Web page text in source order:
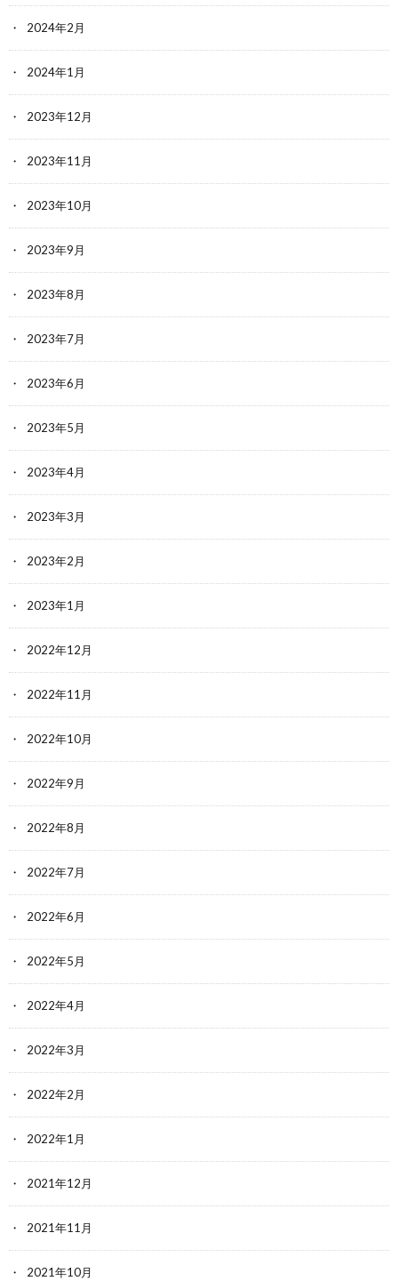
2024年2月
2024年1月
2023年12月
2023年11月
2023年10月
2023年9月
2023年8月
2023年7月
2023年6月
2023年5月
2023年4月
2023年3月
2023年2月
2023年1月
2022年12月
2022年11月
2022年10月
2022年9月
2022年8月
2022年7月
2022年6月
2022年5月
2022年4月
2022年3月
2022年2月
2022年1月
2021年12月
2021年11月
2021年10月